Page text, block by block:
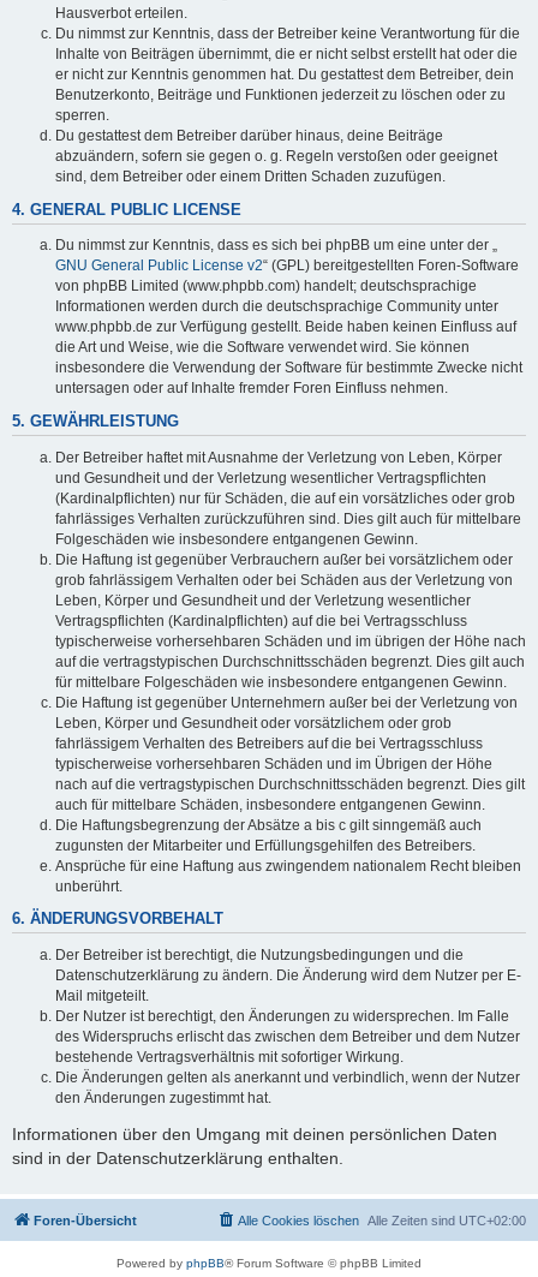
Hausverbot erteilen.
Du nimmst zur Kenntnis, dass der Betreiber keine Verantwortung für die
Inhalte von Beiträgen übernimmt, die er nicht selbst erstellt hat oder die
er nicht zur Kenntnis genommen hat. Du gestattest dem Betreiber, dein
Benutzerkonto, Beiträge und Funktionen jederzeit zu löschen oder zu
sperren.
Du gestattest dem Betreiber darüber hinaus, deine Beiträge
abzuändern, sofern sie gegen o. g. Regeln verstoßen oder geeignet
sind, dem Betreiber oder einem Dritten Schaden zuzufügen.
4. GENERAL PUBLIC LICENSE
Du nimmst zur Kenntnis, dass es sich bei phpBB um eine unter der „
GNU General Public License v2“ (GPL) bereitgestellten Foren-Software
von phpBB Limited (www.phpbb.com) handelt; deutschsprachige
Informationen werden durch die deutschsprachige Community unter
www.phpbb.de zur Verfügung gestellt. Beide haben keinen Einfluss auf
die Art und Weise, wie die Software verwendet wird. Sie können
insbesondere die Verwendung der Software für bestimmte Zwecke nicht
untersagen oder auf Inhalte fremder Foren Einfluss nehmen.
5. GEWÄHRLEISTUNG
Der Betreiber haftet mit Ausnahme der Verletzung von Leben, Körper
und Gesundheit und der Verletzung wesentlicher Vertragspflichten
(Kardinalpflichten) nur für Schäden, die auf ein vorsätzliches oder grob
fahrlässiges Verhalten zurückzuführen sind. Dies gilt auch für mittelbare
Folgeschäden wie insbesondere entgangenen Gewinn.
Die Haftung ist gegenüber Verbrauchern außer bei vorsätzlichem oder
grob fahrlässigem Verhalten oder bei Schäden aus der Verletzung von
Leben, Körper und Gesundheit und der Verletzung wesentlicher
Vertragspflichten (Kardinalpflichten) auf die bei Vertragsschluss
typischerweise vorhersehbaren Schäden und im übrigen der Höhe nach
auf die vertragstypischen Durchschnittsschäden begrenzt. Dies gilt auch
für mittelbare Folgeschäden wie insbesondere entgangenen Gewinn.
Die Haftung ist gegenüber Unternehmern außer bei der Verletzung von
Leben, Körper und Gesundheit oder vorsätzlichem oder grob
fahrlässigem Verhalten des Betreibers auf die bei Vertragsschluss
typischerweise vorhersehbaren Schäden und im Übrigen der Höhe
nach auf die vertragstypischen Durchschnittsschäden begrenzt. Dies gilt
auch für mittelbare Schäden, insbesondere entgangenen Gewinn.
Die Haftungsbegrenzung der Absätze a bis c gilt sinngemäß auch
zugunsten der Mitarbeiter und Erfüllungsgehilfen des Betreibers.
Ansprüche für eine Haftung aus zwingendem nationalem Recht bleiben
unberührt.
6. ÄNDERUNGSVORBEHALT
Der Betreiber ist berechtigt, die Nutzungsbedingungen und die
Datenschutzerklärung zu ändern. Die Änderung wird dem Nutzer per E-
Mail mitgeteilt.
Der Nutzer ist berechtigt, den Änderungen zu widersprechen. Im Falle
des Widerspruchs erlischt das zwischen dem Betreiber und dem Nutzer
bestehende Vertragsverhältnis mit sofortiger Wirkung.
Die Änderungen gelten als anerkannt und verbindlich, wenn der Nutzer
den Änderungen zugestimmt hat.
Informationen über den Umgang mit deinen persönlichen Daten
sind in der Datenschutzerklärung enthalten.
Foren-Übersicht Alle Zeiten sind UTC+02:00
Alle Cookies löschen
Powered by phpBB® Forum Software © phpBB Limited